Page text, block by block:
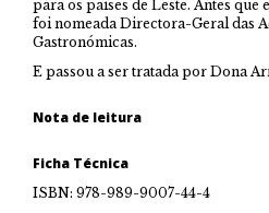
para os países de Leste. Antes que
foi nomeada Directora-Geral das
Gastronómicas.
E passou a ser tratada por Dona
Nota de leitura
Ficha Técnica
ISBN: 978-989-9007-44-4